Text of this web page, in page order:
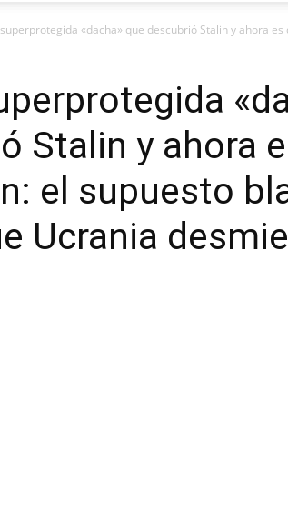
«dacha» que descubrió Stalin y ahora es
Stalin y ahora
el supuesto
Ucrania